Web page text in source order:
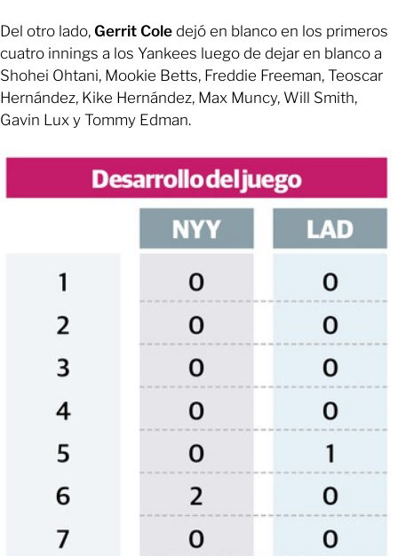
Del otro lado, Gerrit Cole dejó en blanco en los primeros
cuatro innings a los Yankees luego de dejar en blanco a
Shohei Ohtani, Mookie Betts, Freddie Freeman, Teoscar
Hernández, Kike Hernández, Max Muncy, Will Smith,
Gavin Lux y Tommy Edman.